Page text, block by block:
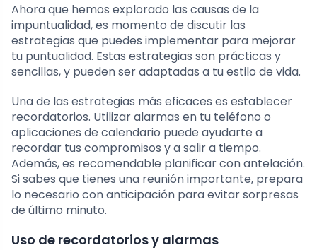
Ahora que hemos explorado las causas de la
impuntualidad, es momento de discutir las
estrategias que puedes implementar para mejorar
tu puntualidad. Estas estrategias son prácticas y
sencillas, y pueden ser adaptadas a tu estilo de vida.
Una de las estrategias más eficaces es establecer
recordatorios. Utilizar alarmas en tu teléfono o
aplicaciones de calendario puede ayudarte a
recordar tus compromisos y a salir a tiempo.
Además, es recomendable planificar con antelación.
Si sabes que tienes una reunión importante, prepara
lo necesario con anticipación para evitar sorpresas
de último minuto.
Uso de recordatorios y alarmas